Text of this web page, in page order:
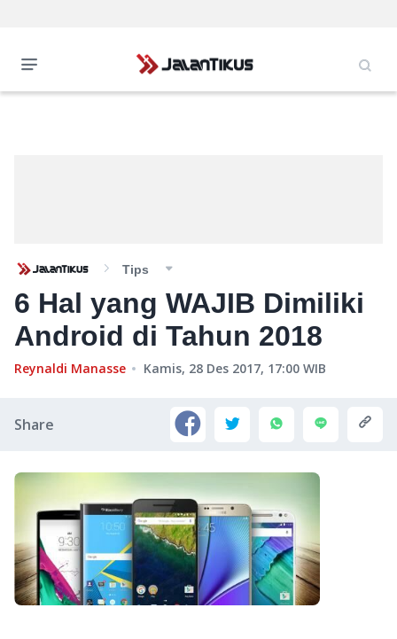
Tips
6 Hal yang WAJIB Dimiliki
Android di Tahun 2018
Reynaldi Manasse Kamis, 28 Des 2017, 17:00 WIB
Share